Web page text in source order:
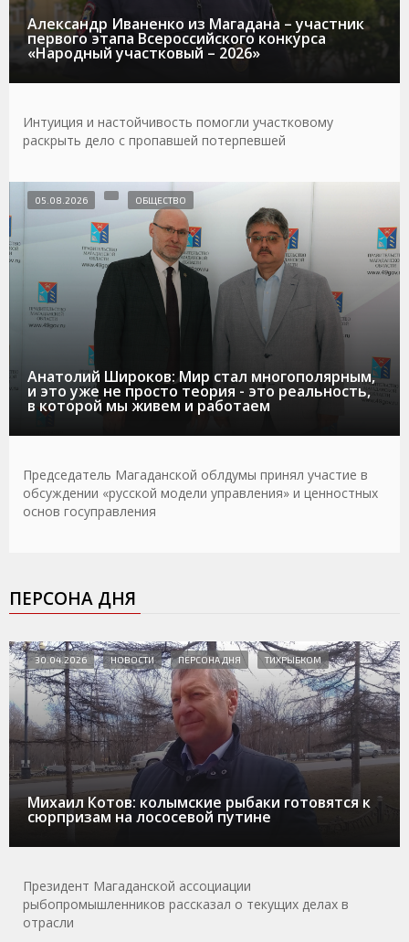
Александр Иваненко из Магадана – участник
первого этапа Всероссийского конкурса
«Народный участковый – 2026»
Интуиция и настойчивость помогли участковому
раскрыть дело с пропавшей потерпевшей
Анатолий Широков: Мир стал многополярным,
и это уже не просто теория - это реальность,
в которой мы живем и работаем
05.08.2026 ОБЩЕСТВО
Председатель Магаданской облдумы принял участие в
обсуждении «русской модели управления» и ценностных
основ госуправления
ПЕРСОНА ДНЯ
Михаил Котов: колымские рыбаки готовятся к
сюрпризам на лососевой путине
30.04.2026 НОВОСТИ ПЕРСОНА ДНЯ ТИХРЫБКОМ
Президент Магаданской ассоциации
рыбопромышленников рассказал о текущих делах в
отрасли